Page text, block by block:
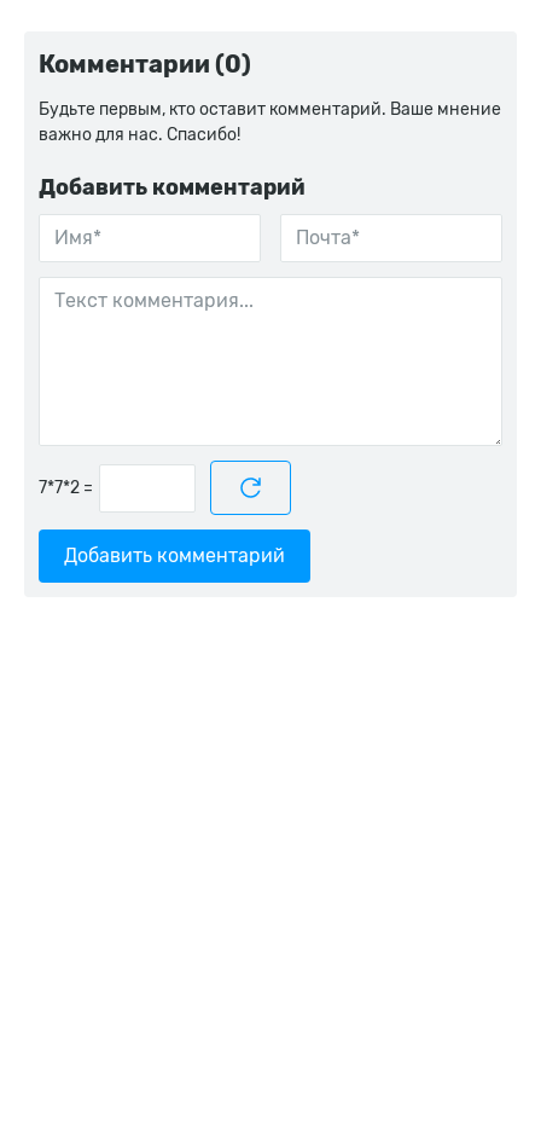
Комментарии (0)
Будьте первым, кто оставит комментарий. Ваше мнение
важно для нас. Спасибо!
Добавить комментарий
=
Добавить комментарий